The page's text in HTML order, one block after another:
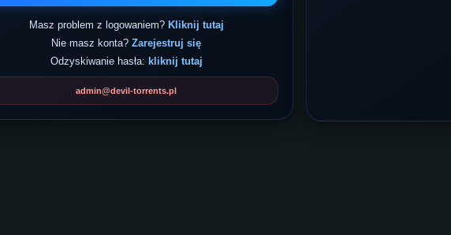
Masz problem z logowaniem? Kliknij tutaj
Nie masz konta? Zarejestruj się
Odzyskiwanie hasła: kliknij tutaj
admin@devil-torrents.pl